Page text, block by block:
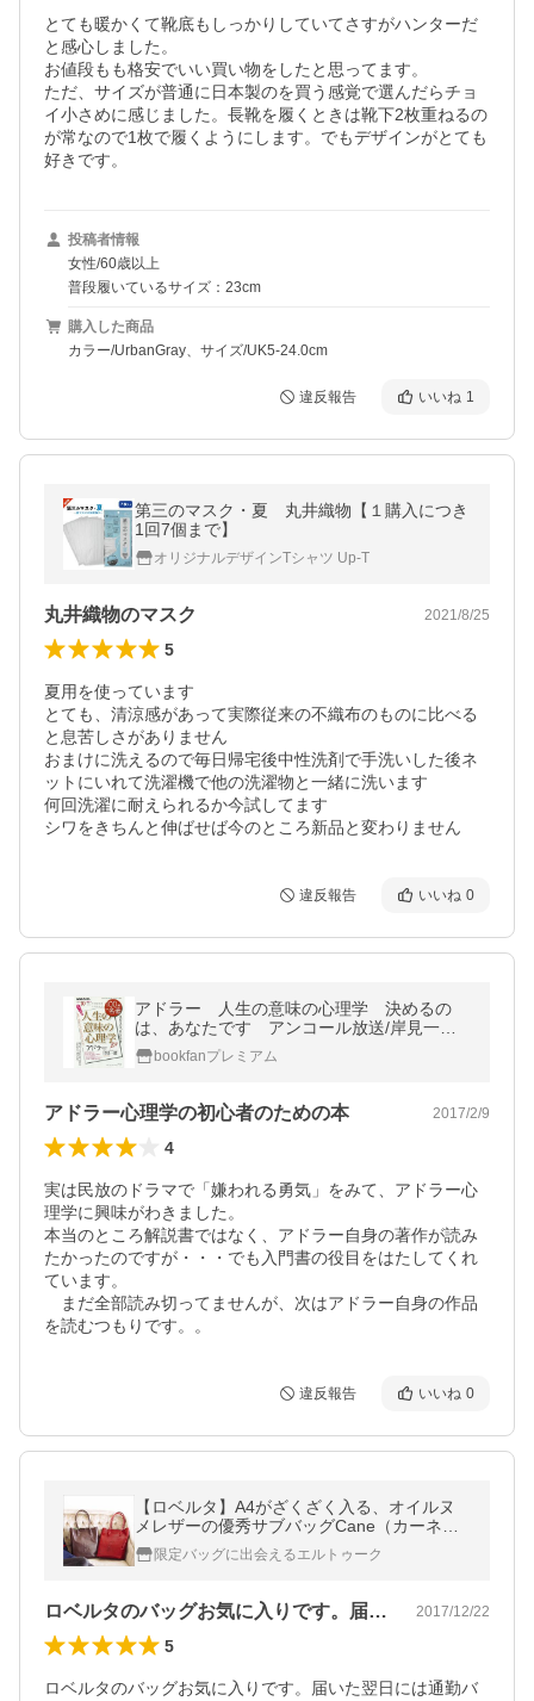
とても暖かくて靴底もしっかりしていてさすがハンターだ
と感心しました。
お値段もも格安でいい買い物をしたと思ってます。
ただ、サイズが普通に日本製のを買う感覚で選んだらチョ
イ小さめに感じました。長靴を履くときは靴下2枚重ねるの
が常なので1枚で履くようにします。でもデザインがとても
好きです。
投稿者情報
女性/60歳以上
普段履いているサイズ：23cm
購入した商品
カラー/UrbanGray、サイズ/UK5-24.0cm
違反報告 いいね 1
第三のマスク・夏 丸井織物【１購入につき
1回7個まで】
オリジナルデザインTシャツ Up-T
丸井織物のマスク 2021/8/25
5
夏用を使っています
とても、清涼感があって実際従来の不織布のものに比べる
と息苦しさがありません
おまけに洗えるので毎日帰宅後中性洗剤で手洗いした後ネ
ットにいれて洗濯機で他の洗濯物と一緒に洗います
何回洗濯に耐えられるか今試してます
シワをきちんと伸ばせば今のところ新品と変わりません
違反報告 いいね 0
アドラー 人生の意味の心理学 決めるの
は、あなたです アンコール放送/岸見一郎/
日本放送協会/NHK出版
bookfanプレミアム
アドラー心理学の初心者のための本 2017/2/9
4
実は民放のドラマで「嫌われる勇気」をみて、アドラー心
理学に興味がわきました。
本当のところ解説書ではなく、アドラー自身の著作が読み
たかったのですが・・・でも入門書の役目をはたしてくれ
ています。
まだ全部読み切ってませんが、次はアドラー自身の作品
を読むつもりです。。
違反報告 いいね 0
【ロベルタ】A4がざくざく入る、オイルヌ
メレザーの優秀サブバッグCane（カーネ）
トートバッグ 本革 レディース
限定バッグに出会えるエルトゥーク
ロベルタのバッグお気に入りです。届いた… 2017/12/22
5
ロベルタのバッグお気に入りです。届いた翌日には通勤バ